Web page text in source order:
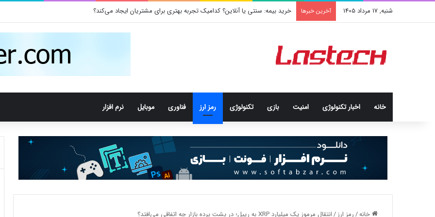
شنبه, 17 مرداد 1405 آخرین خبرها خرید بیمه: سنتی یا آنلاین؟ کدامیک تجربه بهتری برای مشتریان ایجاد می‌کند؟
خانه اخبار تکنولوژی امنيت بازی تکنولوژی رمز ارز فناوری موبایل نرم افزار
خانه/رمز ارز/انتقال مرموز یک میلیارد XRP به ریپل؛ در پشت پرده بازار چه اتفاقی می‌افتد؟